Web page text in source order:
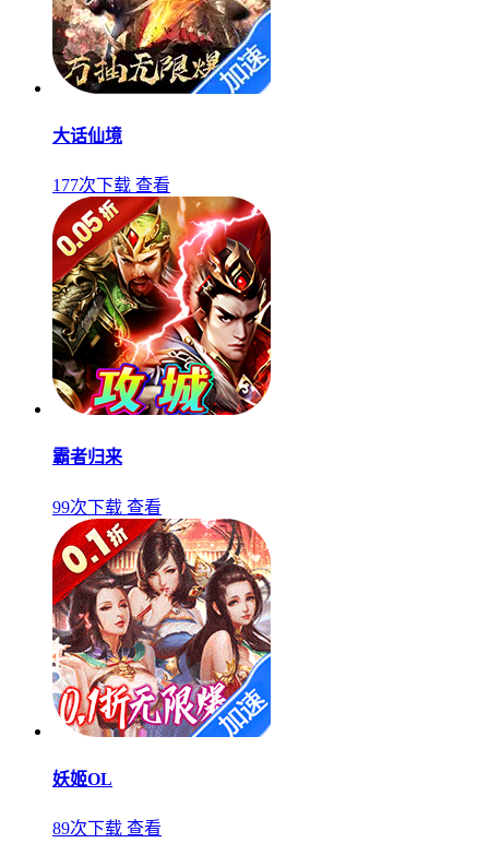
大话仙境
177次下载 查看
霸者归来
99次下载 查看
妖姬OL
89次下载 查看